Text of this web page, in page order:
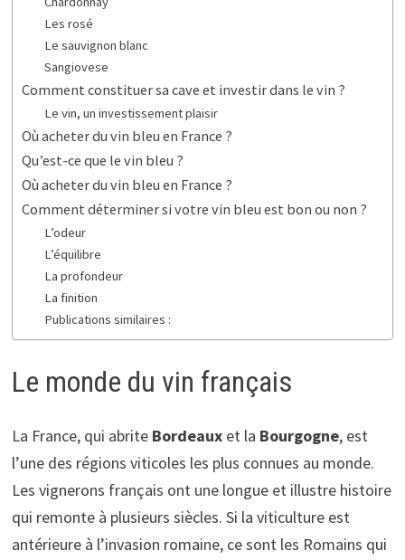
Les rosé
Le sauvignon blanc
Sangiovese
Comment constituer sa cave et investir dans le vin ?
Le vin, un investissement plaisir
Où acheter du vin bleu en France ?
Qu’est-ce que le vin bleu ?
Où acheter du vin bleu en France ?
Comment déterminer si votre vin bleu est bon ou non ?
L’odeur
L’équilibre
La profondeur
La finition
Publications similaires :
Le monde du vin français
La France, qui abrite Bordeauxet la Bourgogne, est
l’une des régions viticoles les plus connues au monde.
Les vignerons français ont une longue et illustre histoire
qui remonte à plusieurs siècles. Si la viticulture est
antérieure à l’invasion romaine, ce sont les Romains qui